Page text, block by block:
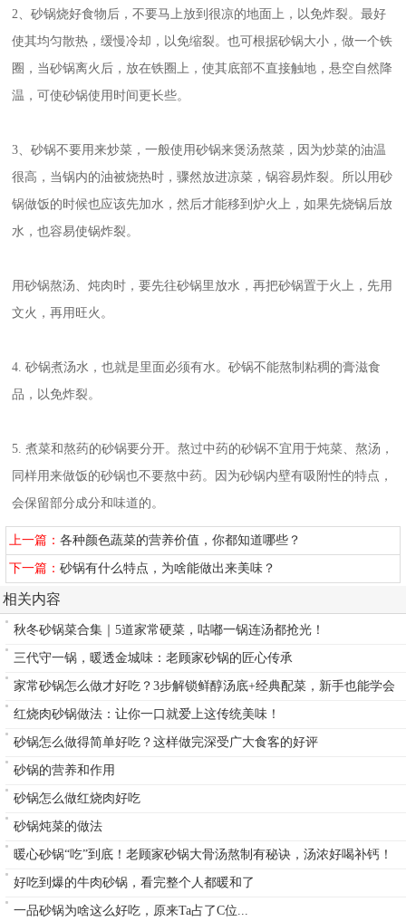
2、砂锅烧好食物后，不要马上放到很凉的地面上，以免炸裂。最好
使其均匀散热，缓慢冷却，以免缩裂。也可根据砂锅大小，做一个铁
圈，当砂锅离火后，放在铁圈上，使其底部不直接触地，悬空自然降
温，可使砂锅使用时间更长些。
3、砂锅不要用来炒菜，一般使用砂锅来煲汤熬菜，因为炒菜的油温
很高，当锅内的油被烧热时，骤然放进凉菜，锅容易炸裂。所以用砂
锅做饭的时候也应该先加水，然后才能移到炉火上，如果先烧锅后放
水，也容易使锅炸裂。
用砂锅熬汤、炖肉时，要先往砂锅里放水，再把砂锅置于火上，先用
文火，再用旺火。
4. 砂锅煮汤水，也就是里面必须有水。砂锅不能熬制粘稠的膏滋食
品，以免炸裂。
5. 煮菜和熬药的砂锅要分开。熬过中药的砂锅不宜用于炖菜、熬汤，
同样用来做饭的砂锅也不要熬中药。因为砂锅内壁有吸附性的特点，
会保留部分成分和味道的。
上一篇：各种颜色蔬菜的营养价值，你都知道哪些？
下一篇：砂锅有什么特点，为啥能做出来美味？
相关内容
秋冬砂锅菜合集｜5道家常硬菜，咕嘟一锅连汤都抢光！
三代守一锅，暖透金城味：老顾家砂锅的匠心传承
家常砂锅怎么做才好吃？3步解锁鲜醇汤底+经典配菜，新手也能学会
红烧肉砂锅做法：让你一口就爱上这传统美味！
砂锅怎么做得简单好吃？这样做完深受广大食客的好评
砂锅的营养和作用
砂锅怎么做红烧肉好吃
砂锅炖菜的做法
暖心砂锅“吃”到底！老顾家砂锅大骨汤熬制有秘诀，汤浓好喝补钙！
好吃到爆的牛肉砂锅，看完整个人都暖和了
一品砂锅为啥这么好吃，原来Ta占了C位...